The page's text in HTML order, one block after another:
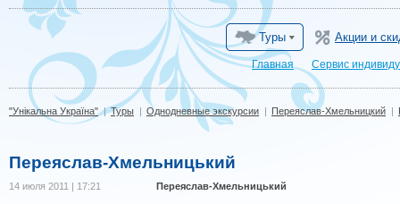
Туры Акции и
Главная Сервис
"Унікальна Україна" | Туры | Однодневные экскурсии | Переяслав-Хмельницкий |
Переяслав-Хмельницький
14 июля 2011 | 17:21 Переяслав-Хмельницький